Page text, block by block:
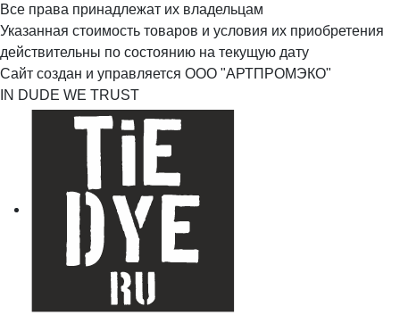
Все права принадлежат их владельцам
Указанная стоимость товаров и условия их приобретения
действительны по состоянию на текущую дату
Сайт создан и управляется ООО "АРТПРОМЭКО"
IN DUDE WE TRUST